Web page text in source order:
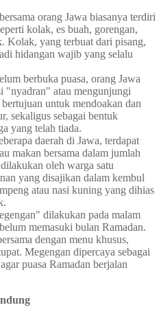
orang Jawa biasanya terdiri
kolak, es buah, gorengan,
Kolak, yang terbuat dari pisang,
hidangan wajib yang selalu
berbuka puasa, orang Jawa
"nyadran" atau mengunjungi
untuk mendoakan dan
sekaligus sebagai bentuk
yang telah tiada.
daerah di Jawa, terdapat
makan bersama dalam jumlah
oleh warga satu
yang disajikan dalam kembul
atau nasi kuning yang dihias
dilakukan pada malam
memasuki bulan Ramadan.
dengan menu khusus,
Megengan dipercaya sebagai
puasa Ramadan berjalan